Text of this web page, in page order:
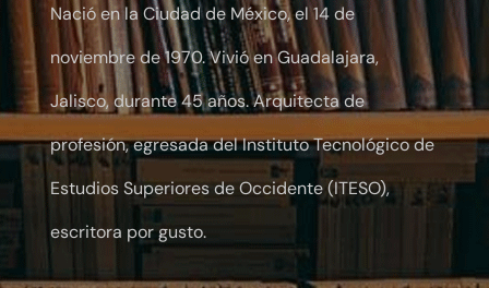
Nació en la Ciudad de México, el 14 de
noviembre de 1970. Vivió en Guadalajara,
Jalisco, durante 45 años. Arquitecta de
profesión, egresada del Instituto Tecnológico de
Estudios Superiores de Occidente (ITESO),
escritora por gusto.